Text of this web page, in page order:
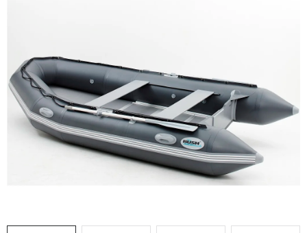
MOTOROVÉ ČLUNY
LODNÍ ELEKTROMOTORY
PRAMICE A MOTOROVÉ VESLICE
KAJAKY, KÁNOE A RAFTY